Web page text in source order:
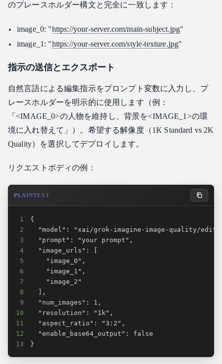
のプレースホルダー構文と完全に一致します：
image_0: "https://your-server.com/main-subject.jpg"
image_1: "https://your-server.com/style-texture.jpg"
指示の送信とエクスポート
自然言語による編集指示をプロンプト変数に入力し、プ
レースホルダーを明示的に使用します（例：
「<IMAGE_0>の人物を維持し、背景を<IMAGE_1>の環
境に入れ替えて」）。希望する解像度（1K Standard vs 2K
Quality）を選択してデプロイします。
リクエストボディの例：
PLAINTEXT
1
2
3
4
5
6
7
8
9
10
11
12
13
}